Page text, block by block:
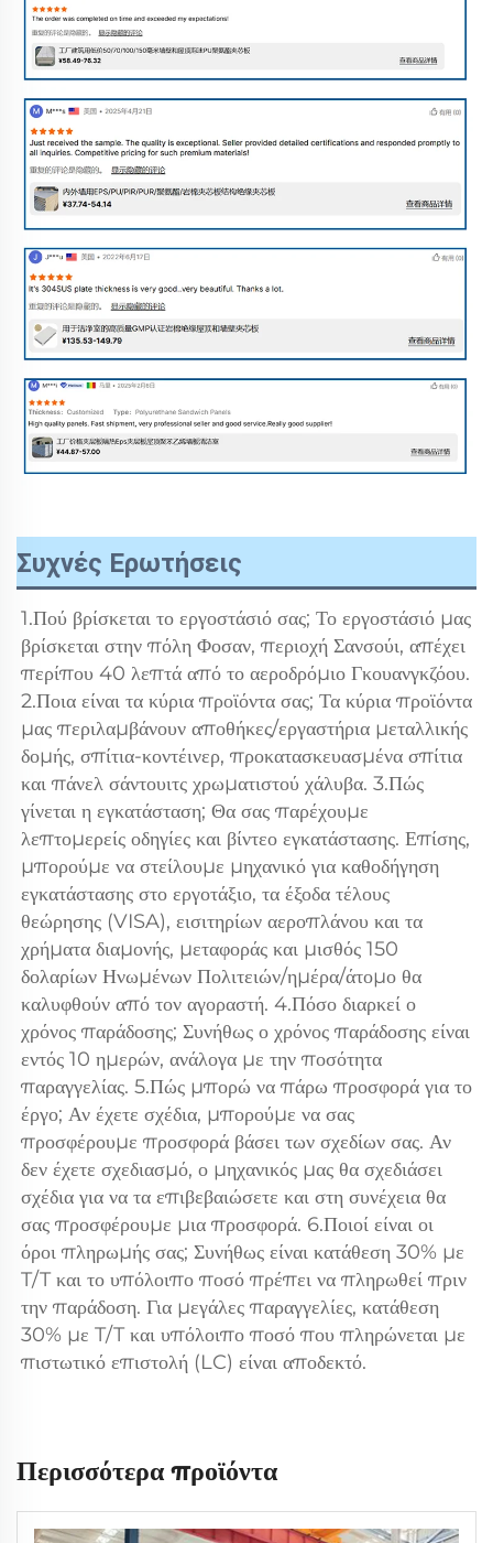
Συχνές Ερωτήσεις
1.Πού βρίσκεται το εργοστάσιό σας; Το εργοστάσιό μας
βρίσκεται στην πόλη Φοσαν, περιοχή Σανσούι, απέχει
περίπου 40 λεπτά από το αεροδρόμιο Γκουανγκζόου.
2.Ποια είναι τα κύρια προϊόντα σας; Τα κύρια προϊόντα
μας περιλαμβάνουν αποθήκες/εργαστήρια μεταλλικής
δομής, σπίτια-κοντέινερ, προκατασκευασμένα σπίτια
και πάνελ σάντουιτς χρωματιστού χάλυβα. 3.Πώς
γίνεται η εγκατάσταση; Θα σας παρέχουμε
λεπτομερείς οδηγίες και βίντεο εγκατάστασης. Επίσης,
μπορούμε να στείλουμε μηχανικό για καθοδήγηση
εγκατάστασης στο εργοτάξιο, τα έξοδα τέλους
θεώρησης (VISA), εισιτηρίων αεροπλάνου και τα
χρήματα διαμονής, μεταφοράς και μισθός 150
δολαρίων Ηνωμένων Πολιτειών/ημέρα/άτομο θα
καλυφθούν από τον αγοραστή. 4.Πόσο διαρκεί ο
χρόνος παράδοσης; Συνήθως ο χρόνος παράδοσης είναι
εντός 10 ημερών, ανάλογα με την ποσότητα
παραγγελίας. 5.Πώς μπορώ να πάρω προσφορά για το
έργο; Αν έχετε σχέδια, μπορούμε να σας
προσφέρουμε προσφορά βάσει των σχεδίων σας. Αν
δεν έχετε σχεδιασμό, ο μηχανικός μας θα σχεδιάσει
σχέδια για να τα επιβεβαιώσετε και στη συνέχεια θα
σας προσφέρουμε μια προσφορά. 6.Ποιοί είναι οι
όροι πληρωμής σας; Συνήθως είναι κατάθεση 30% με
T/T και το υπόλοιπο ποσό πρέπει να πληρωθεί πριν
την παράδοση. Για μεγάλες παραγγελίες, κατάθεση
30% με T/T και υπόλοιπο ποσό που πληρώνεται με
πιστωτικό επιστολή (LC) είναι αποδεκτό.
Περισσότερα προϊόντα